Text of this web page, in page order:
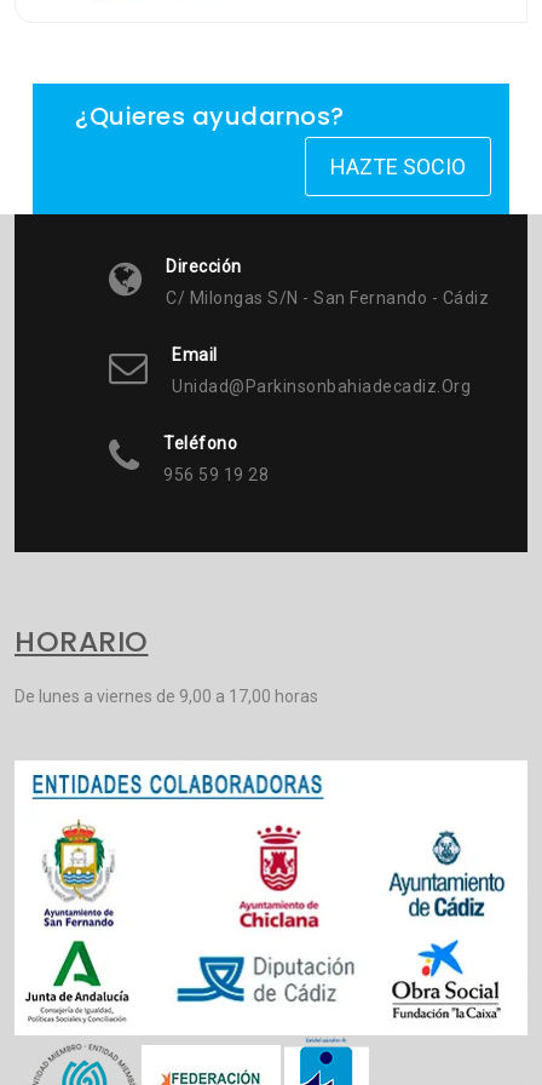
¿Quieres ayudarnos?
HAZTE SOCIO
Dirección
C/ Milongas S/n - San Fernando - Cádiz
Email
Unidad@parkinsonbahiadecadiz.org
Teléfono
956 59 19 28
HORARIO
De lunes a viernes de 9,00 a 17,00 horas